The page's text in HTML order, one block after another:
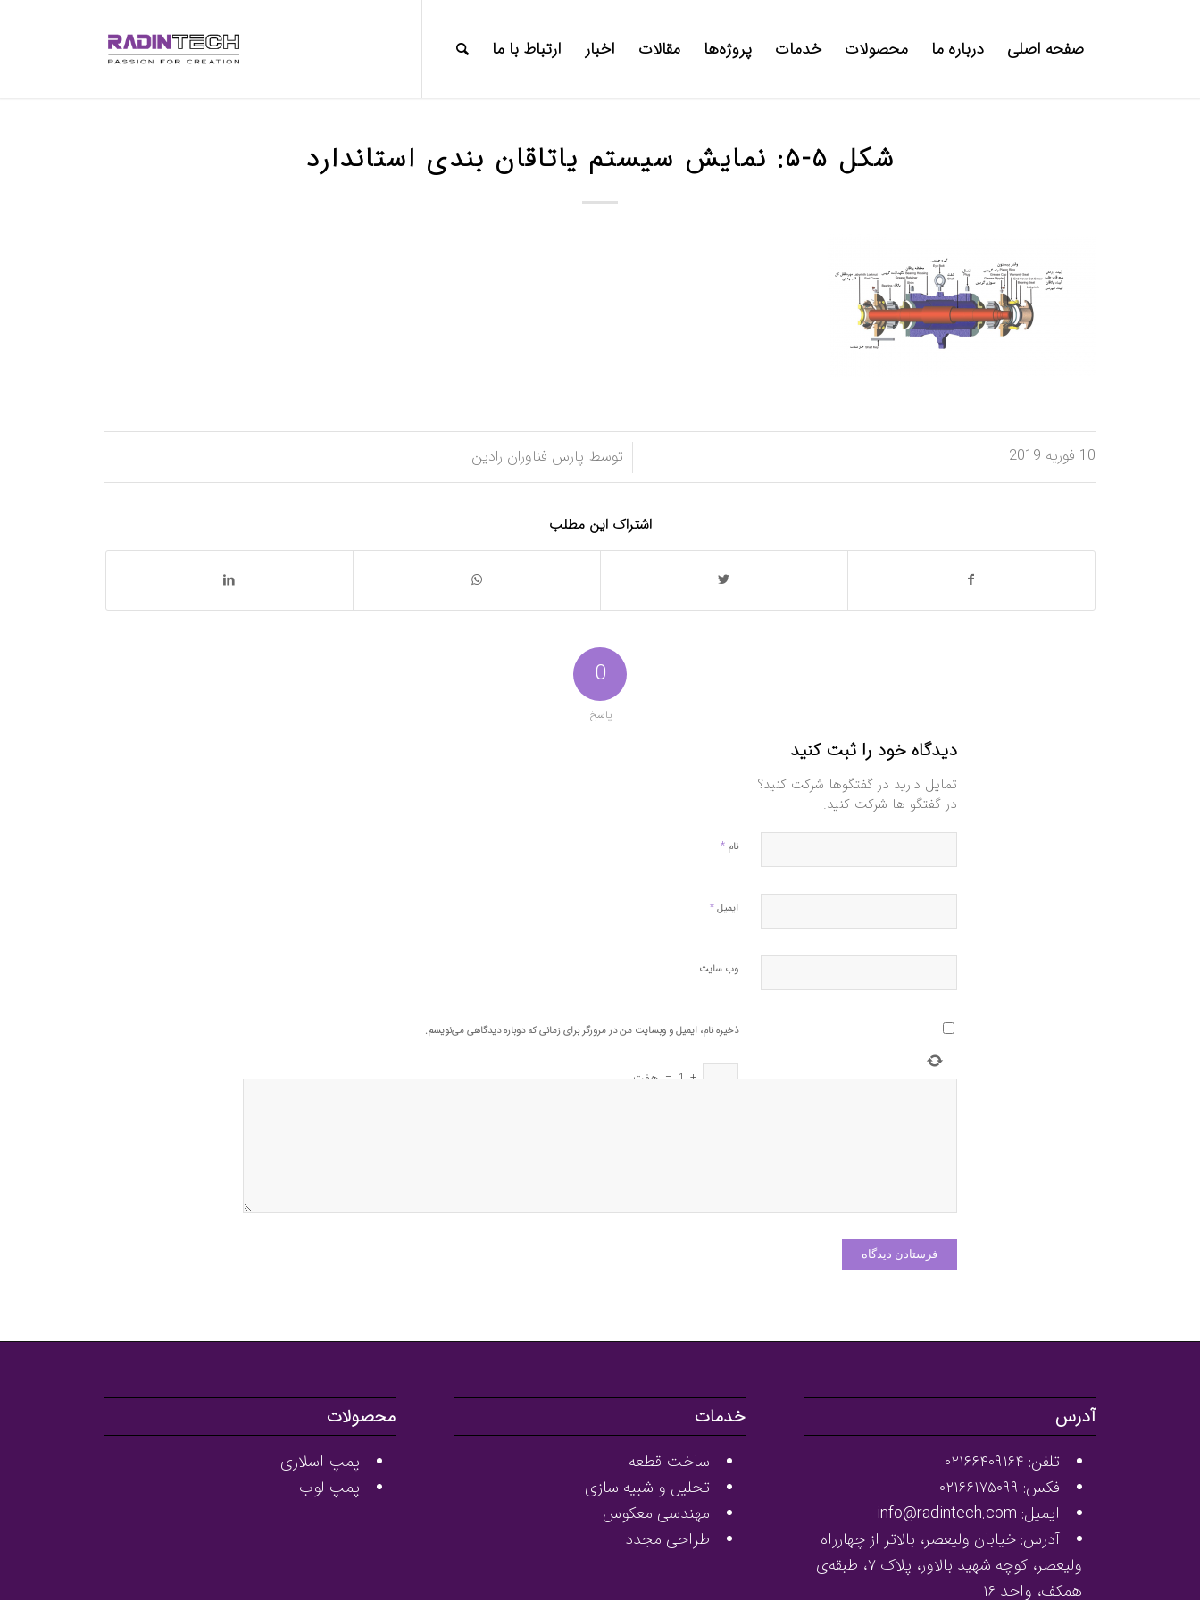
صفحه اصلی درباره ما محصولات خدمات پروژه‌ها مقالات اخبار ارتباط با ما
شکل ۵‑۵: نمایش سیستم یاتاقان بندی استاندارد
10 فوریه 2019 توسط پارس فناوران رادین
اشتراک این مطلب
0
پاسخ
دیدگاه خود را ثبت کنید
تمایل دارید در گفتگوها شرکت کنید؟
در گفتگو ها شرکت کنید.
نام *
ایمیل*
وب‌ سایت
ذخیره نام، ایمیل و وبسایت من در مرورگر برای زمانی که دوباره دیدگاهی می‌نویسم.
+
1
=هفت
آدرس
تلفن: ۰۲۱۶۶۴۰۹۱۶۴
فکس: ۰۲۱۶۶۱۷۵۰۹۹
ایمیل: info@radintech.com
آدرس: خیابان ولیعصر، بالاتر از چهارراه
ولیعصر، کوچه شهید بالاور، پلاک ۷، طبقه‌ی
همکف، واحد ۱۶
خدمات
ساخت قطعه
تحلیل و شبیه سازی
مهندسی معکوس
طراحی مجدد
محصولات
پمپ اسلاری
پمپ لوب